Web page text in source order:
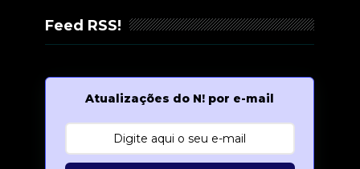
Feed RSS!
Atualizações do N! por e-mail